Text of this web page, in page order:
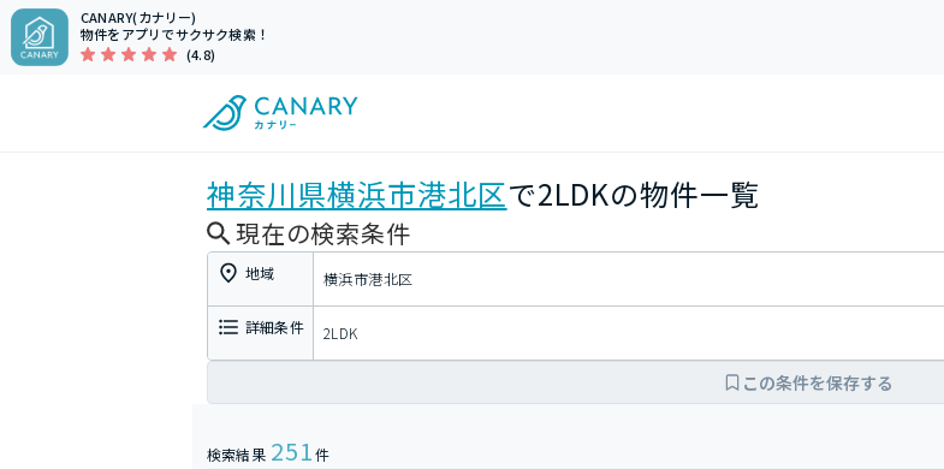
CANARY(カナリー)
物件をアプリでサクサク検索！
(4.8)
神奈川県横浜市港北区で2LDKの物件一覧
現在の検索条件
地域 横浜市港北区
詳細条件 2LDK
この条件を保存する
検索結果 251件